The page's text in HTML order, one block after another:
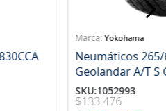
Yokohama
Neumáticos 265/
SKU:1052993
$133.476